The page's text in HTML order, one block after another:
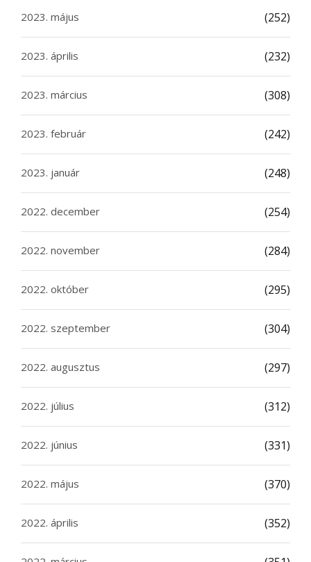
2023. május (252)
2023. április (232)
2023. március (308)
2023. február (242)
2023. január (248)
2022. december (254)
2022. november (284)
2022. október (295)
2022. szeptember (304)
2022. augusztus (297)
2022. július (312)
2022. június (331)
2022. május (370)
2022. április (352)